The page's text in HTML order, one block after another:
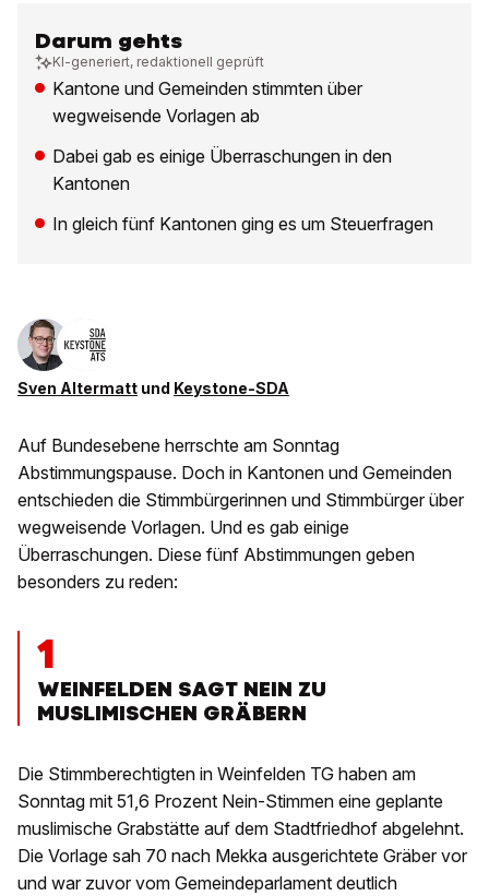
Darum gehts
KI-generiert, redaktionell geprüft
Kantone und Gemeinden stimmten über
wegweisende Vorlagen ab
Dabei gab es einige Überraschungen in den
Kantonen
In gleich fünf Kantonen ging es um Steuerfragen
Sven Altermatt und Keystone-SDA
Auf Bundesebene herrschte am Sonntag
Abstimmungspause. Doch in Kantonen und Gemeinden
entschieden die Stimmbürgerinnen und Stimmbürger über
wegweisende Vorlagen. Und es gab einige
Überraschungen. Diese fünf Abstimmungen geben
besonders zu reden:
1
WEINFELDEN SAGT NEIN ZU
MUSLIMISCHEN GRÄBERN
Die Stimmberechtigten in Weinfelden TG haben am
Sonntag mit 51,6 Prozent Nein-Stimmen eine geplante
muslimische Grabstätte auf dem Stadtfriedhof abgelehnt.
Die Vorlage sah 70 nach Mekka ausgerichtete Gräber vor
und war zuvor vom Gemeindeparlament deutlich